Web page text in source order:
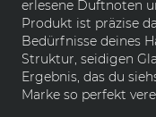
erlesene Duftnoten
Produkt ist präzise
Bedürfnisse deines
Struktur, seidigen
Ergebnis, das du
Marke so perfekt